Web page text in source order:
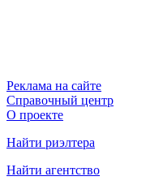
Реклама на сайте
Справочный центр
О проекте
Найти риэлтера
Найти агентство